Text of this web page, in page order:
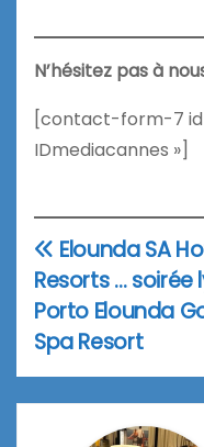
N’hésitez pas à
[contact-form-7
IDmediacannes »]
de
l’article
Elounda SA
Resorts … soirée
Porto Elounda
Spa Resort